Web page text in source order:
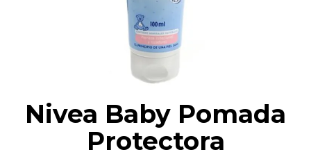
Nivea Baby Pomada
Protectora